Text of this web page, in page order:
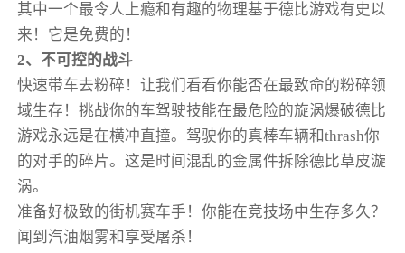
其中一个最令人上瘾和有趣的物理基于德比游戏有史以
来！它是免费的！
2、不可控的战斗
快速带车去粉碎！让我们看看你能否在最致命的粉碎领
域生存！挑战你的车驾驶技能在最危险的旋涡爆破德比
游戏永远是在横冲直撞。驾驶你的真棒车辆和thrash你
的对手的碎片。这是时间混乱的金属件拆除德比草皮漩
涡。
准备好极致的街机赛车手！你能在竞技场中生存多久？
闻到汽油烟雾和享受屠杀！